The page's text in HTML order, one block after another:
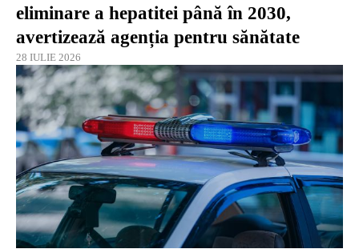
eliminare a hepatitei până în 2030,
avertizează agenția pentru sănătate
28 IULIE 2026